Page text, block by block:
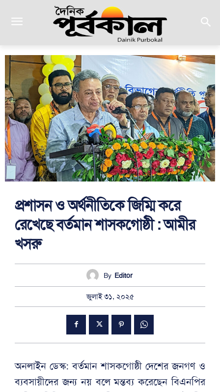
প্রশাসন ও অর্থনীতিকে জিম্মি করে
রেখেছে বর্তমান শাসকগোষ্ঠী : আমীর
খসরু
By Editor
জুলাই ৩১, ২০২৫
অনলাইন ডেস্ক: বর্তমান শাসকগোষ্ঠী দেশের জনগণ ও
ব্যবসায়ীদের জন্য নয় বলে মন্তব্য করেছেন বিএনপির